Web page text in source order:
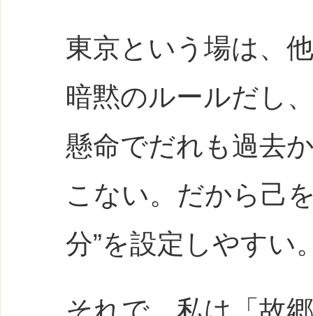
東京という場は、
暗黙のルールだし
懸命でだれも過去
こない。だから己
分”を設定しやすい